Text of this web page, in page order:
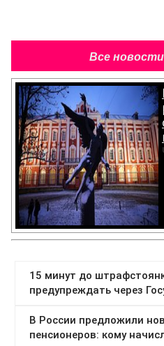
Все новости